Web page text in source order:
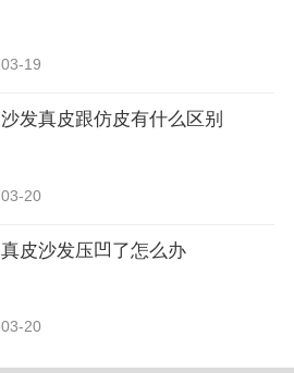
03-19
沙发真皮跟仿皮有什么区别
03-20
真皮沙发压凹了怎么办
03-20